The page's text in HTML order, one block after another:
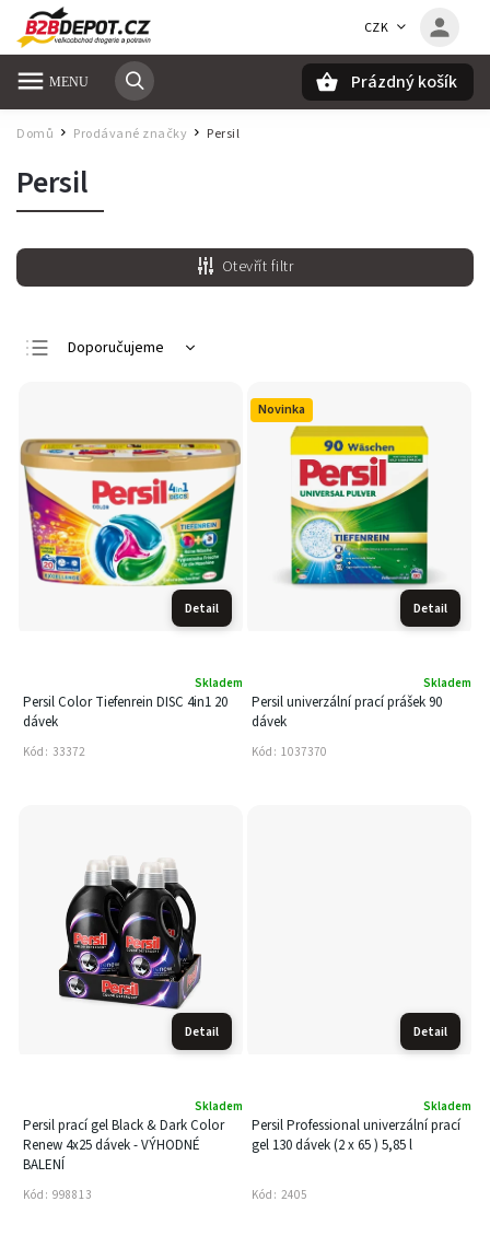
CZK
Prázdný košík
Domů / Prodávané značky / Persil
Persil
Otevřít filtr
Doporučujeme
Nejprodávanější
Abecedně
Detail
Persil Color Tiefenrein DISC 4in1 20
dávek
Skladem
Kód: 33372
Novinka
Detail
Persil univerzální prací prášek 90
dávek
Skladem
Kód: 1037370
Detail
Persil prací gel Black & Dark Color
Renew 4x25 dávek - VÝHODNÉ
BALENÍ
Skladem
Kód: 998813
Detail
Persil Professional univerzální prací
gel 130 dávek (2 x 65 ) 5,85 l
Skladem
Kód: 2405